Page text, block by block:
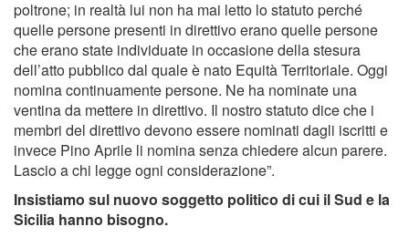
poltrone; in realtà lui non ha mai letto lo statuto perché
quelle persone presenti in direttivo erano quelle persone
che erano state individuate in occasione della stesura
dell’atto pubblico dal quale è nato Equità Territoriale. Oggi
nomina continuamente persone. Ne ha nominate una
ventina da mettere in direttivo. Il nostro statuto dice che i
membri del direttivo devono essere nominati dagli iscritti e
invece Pino Aprile li nomina senza chiedere alcun parere.
Lascio a chi legge ogni considerazione”.
Insistiamo sul nuovo soggetto politico di cui il Sud e la
Sicilia hanno bisogno.